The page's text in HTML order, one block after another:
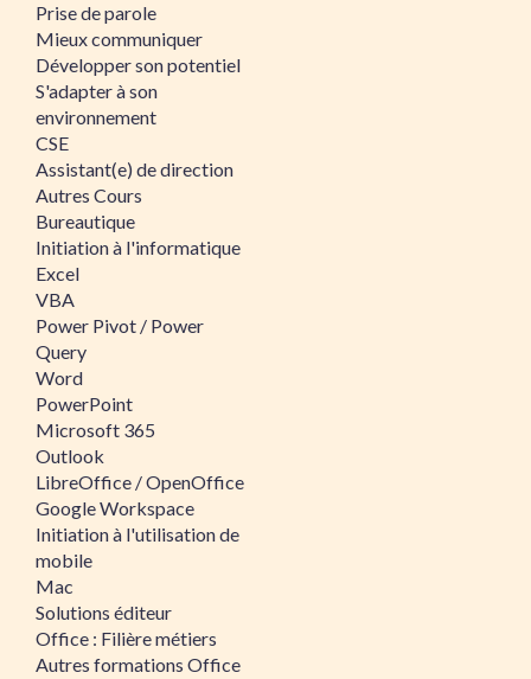
Prise de parole
Mieux communiquer
Développer son potentiel
S'adapter à son
environnement
CSE
Assistant(e) de direction
Autres Cours
Bureautique
Initiation à l'informatique
Excel
VBA
Power Pivot / Power
Query
Word
PowerPoint
Microsoft 365
Outlook
LibreOffice / OpenOffice
Google Workspace
Initiation à l'utilisation de
mobile
Mac
Solutions éditeur
Office : Filière métiers
Autres formations Office